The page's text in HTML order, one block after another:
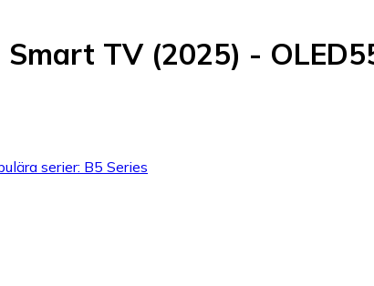
TV (2025) -
serier: B5 Series